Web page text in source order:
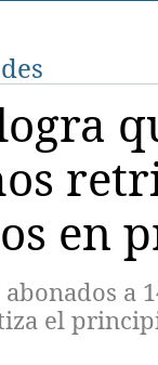
en
abonados a
el